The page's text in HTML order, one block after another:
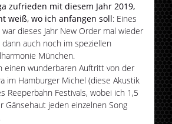
zufrieden mit diesem Jahr 2019,
weiß, wo ich anfangen soll: Eines
war dieses Jahr New Order mal wieder
dann auch noch im speziellen
München.
einen wunderbaren Auftritt von der
im Hamburger Michel (diese Akustik
Reeperbahn Festivals, wobei ich 1,5
Gänsehaut jeden einzelnen Song